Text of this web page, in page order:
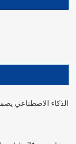
الذكاء الاصطناعي